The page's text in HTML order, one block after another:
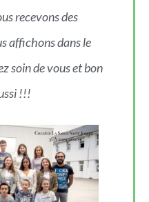
recevons des
affichons dans le
soin de vous et bon
!!!